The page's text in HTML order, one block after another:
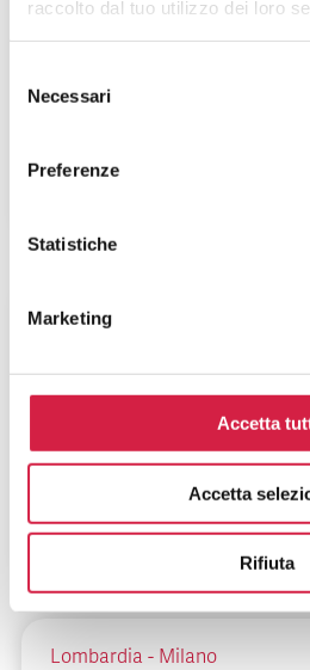
raccolto dal tuo utilizzo dei loro
delNecessari
Preferenze
Statistiche
Marketing
Accetta
Accetta
Rifiuta
Istituto Auxologico
Lombardia
Istituto Auxologico
Via Lodovico Ariosto, 13
Lombardia - Milano